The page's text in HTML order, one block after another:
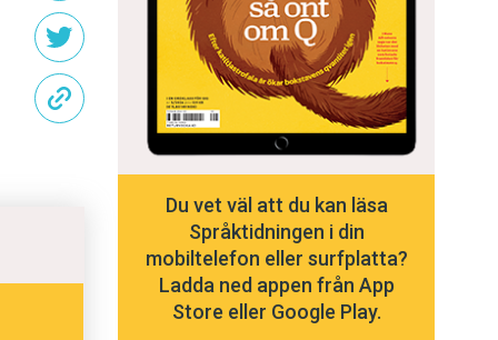
Du vet väl att du kan läsa
Språktidningen i din
mobiltelefon eller surfplatta?
Ladda ned appen från App
Store eller Google Play.